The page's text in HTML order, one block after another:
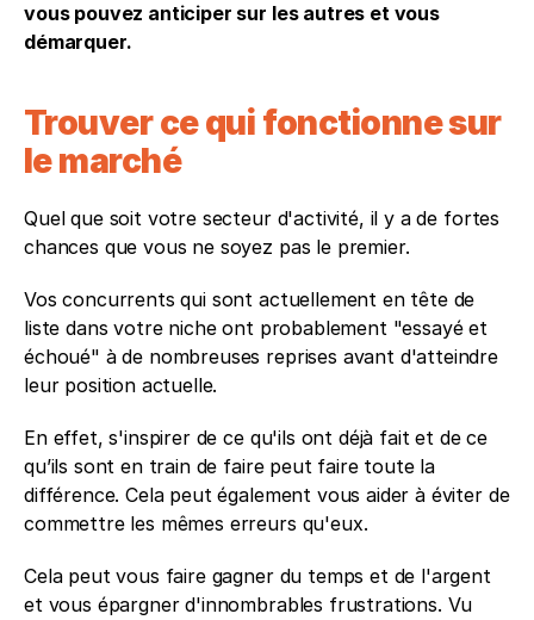
vous pouvez anticiper sur les autres et vous
démarquer.
Trouver ce qui fonctionne sur
le marché
Quel que soit votre secteur d'activité, il y a de fortes
chances que vous ne soyez pas le premier.
Vos concurrents qui sont actuellement en tête de
liste dans votre niche ont probablement "essayé et
échoué" à de nombreuses reprises avant d'atteindre
leur position actuelle.
En effet, s'inspirer de ce qu'ils ont déjà fait et de ce
qu’ils sont en train de faire peut faire toute la
différence. Cela peut également vous aider à éviter de
commettre les mêmes erreurs qu'eux.
Cela peut vous faire gagner du temps et de l'argent
et vous épargner d'innombrables frustrations. Vu